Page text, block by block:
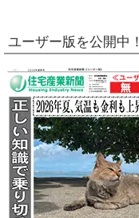
ユーザー版を公開中！